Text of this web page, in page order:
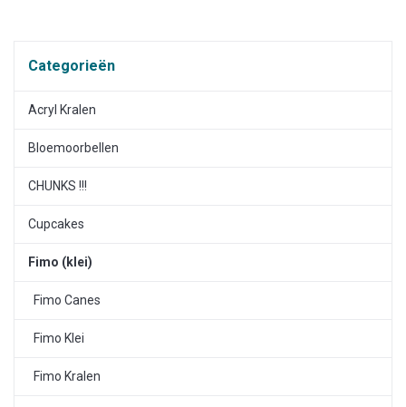
Categorieën
Acryl Kralen
Bloemoorbellen
CHUNKS !!!
Cupcakes
Fimo (klei)
Fimo Canes
Fimo Klei
Fimo Kralen